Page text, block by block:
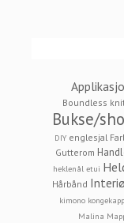
Boundless
Bukse/
DIY englesjal
Gutterom
heklenål etui
Hårbånd
kimono
Malina